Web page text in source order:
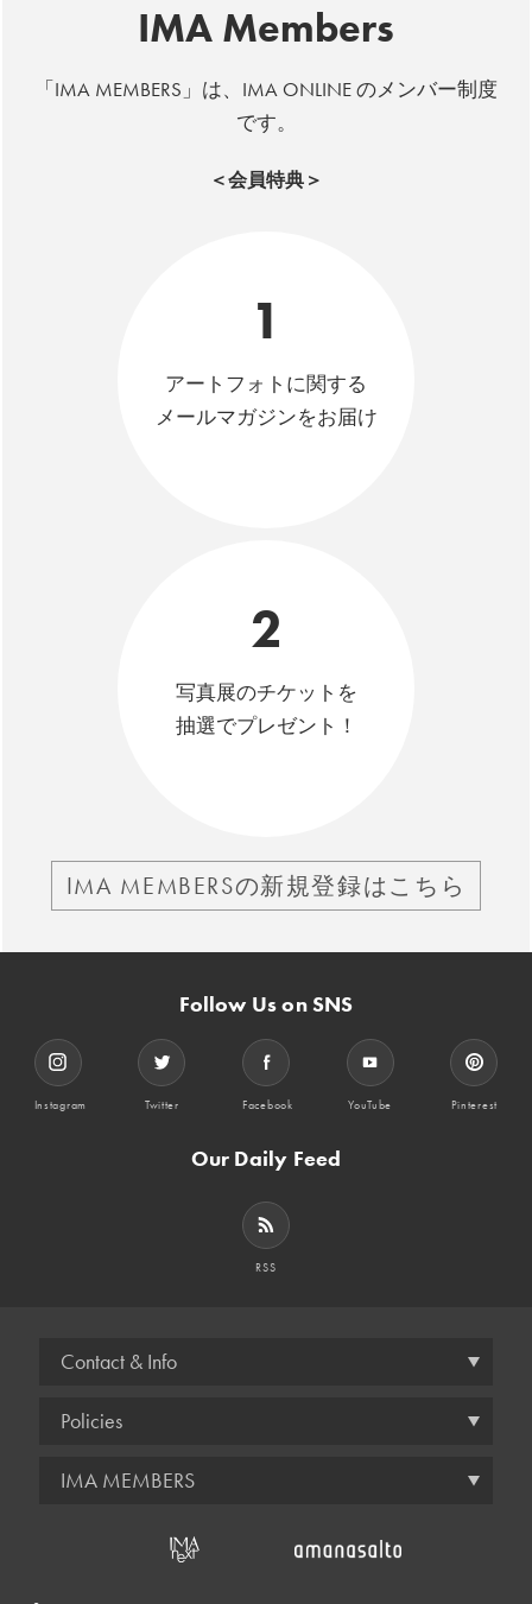
IMA Members
「IMA MEMBERS」は、IMA ONLINE のメンバー制度
です。
＜会員特典＞
1
アートフォトに関する
メールマガジンをお届け
2
写真展のチケットを
抽選でプレゼント！
IMA MEMBERSの新規登録はこちら
Follow Us on SNS
Instagram Twitter Facebook YouTube Pinterest
Our Daily Feed
RSS
Contact & Info
Policies
IMA MEMBERS